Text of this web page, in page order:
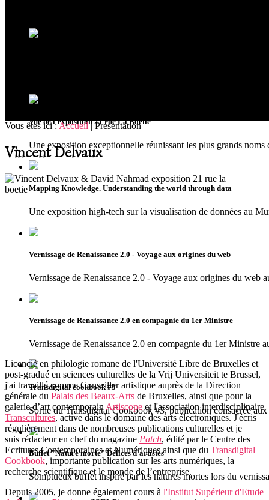
Vue de l'exposition 21 rue La Boétie
Une exposition exceptionnelle réunissant les plus grands noms
Mapping Knowledge. Understanding the world through data
Une exposition high-tech sur la visualisation de données au
Vernissage de Renaissance 2.0 - Voyage aux origines du web
Vernissage de Renaissance 2.0 - Voyage aux origines du web
Vernissage de Renaissance 2.0 en compagnie du 1er Ministre
Vernissage de Renaissance 2.0 en compagnie du 1er Ministre
Transdigital cookbook #3
Sortie du Transdigital Cookbook #3, publication consacrée
Buffet "Nature morte" Délices d'artistes
Somptueux buffet inspiré par les natures mortes lors du
Vous êtes ici :Accueil|Présentation
Vincent Delvaux
Licencié en philologie romane de l'Université Libre de Bruxelles et
post-gradué en sciences culturelles de la Vrij Universiteit te Brussel,
j'ai travaillé comme Conseiller artistique auprès de la Direction
générale du Palais des Beaux-Arts de Bruxelles, ainsi que pour la
galerie d’art contemporainArtiscopeet l'association interdisciplinaire
Transcultures, active dans le domaine des arts électroniques. J'écris
régulièrement dans de nombreuses publications culturelles et je
suis rédacteur en chef du magazine Patch, édité par le Centre des
Ecritures Contemporaines et Numériques ainsi que du Transdigital
Cookbook, importante publication sur les arts numériques, la
recherche scientifique et le monde de l’entreprise.
Depuis 2005, je donne également cours à l'Institut Supérieur d'Etude